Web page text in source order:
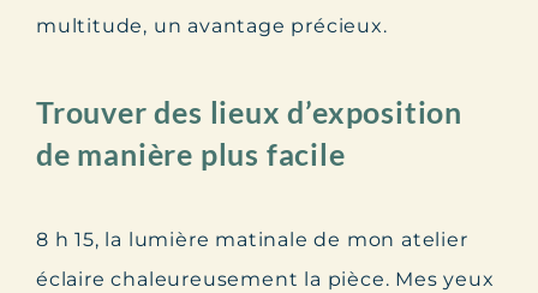
multitude, un avantage précieux.
Trouver des lieux d’exposition
de manière plus facile
8 h 15, la lumière matinale de mon atelier
éclaire chaleureusement la pièce. Mes yeux